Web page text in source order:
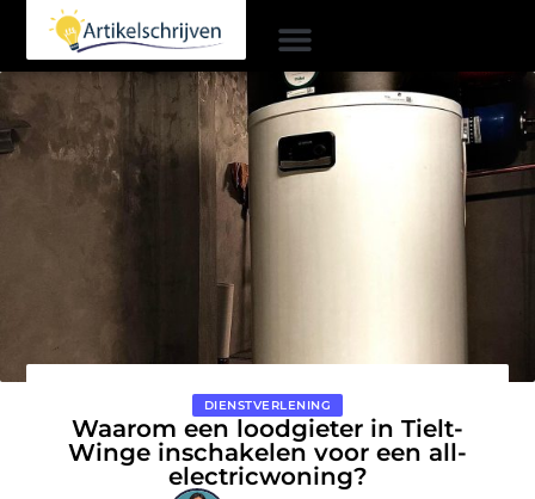
DIENSTVERLENING
Waarom een loodgieter in Tielt-
Winge inschakelen voor een all-
electricwoning?